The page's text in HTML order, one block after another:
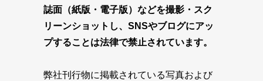
誌面（紙版・電子版）などを撮影・スク
リーンショットし、SNSやブログにアッ
プすることは法律で禁止されています。
弊社刊行物に掲載されている写真および